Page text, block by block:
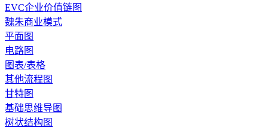
EVC企业价值链图
魏朱商业模式
平面图
电路图
图表/表格
其他流程图
甘特图
基础思维导图
树状结构图